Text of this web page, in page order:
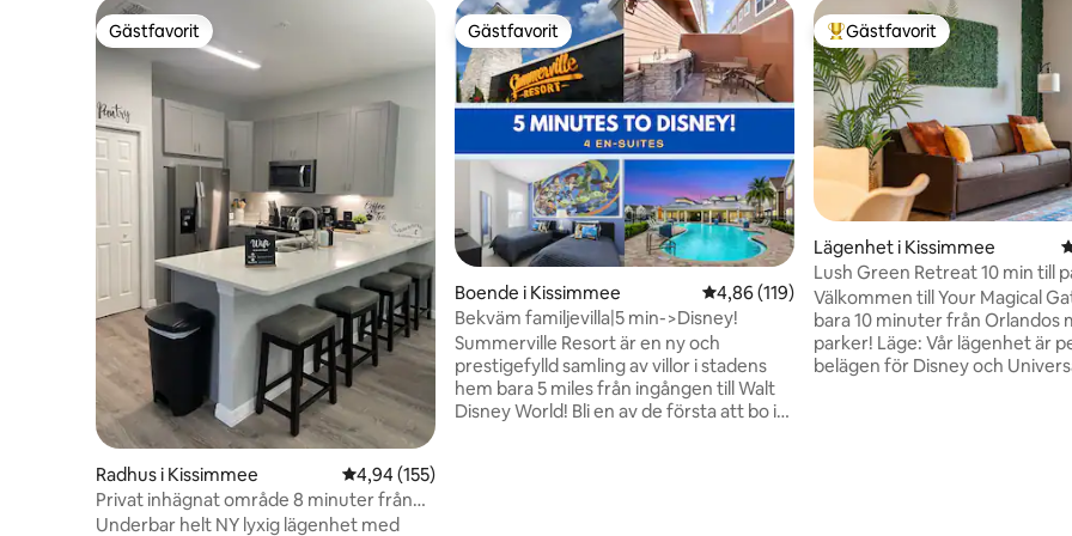
Gästfavorit
Gästfavorit
Radhus i Kissimmee 4,94 av 5 i genomsnittligt betyg, 155 omdömen
4,94 (155)
Privat inhägnat område 8 minuter från
Disney!
Underbar helt NY lyxig lägenhet med
Gästfavorit
Gästfavorit
Boende i Kissimmee 4,86 av 5 i genomsnittligt betyg, 119
4,86 (119)
Bekväm familjevilla|5 min->Disney!
Summerville Resort är en ny och
prestigefylld samling av villor i stadens
hem bara 5 miles från ingången till Walt
Disney World! Bli en av de första att bo i
Populär gästfavorit
Gästfavorit
Lägenhet i Kissimmee
Lush Green Retreat 10 min till
Husdjur tillåtna
Välkommen till Your Magical
bara 10 minuter från Orlandos
parker! Läge: Vår lägenhet är perfekt
belägen för Disney och